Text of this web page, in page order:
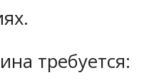
требуется: